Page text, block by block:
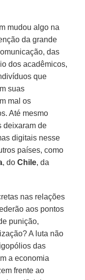
mudou algo na
da grande
das
dos acadêmicos,
que
suas
mal os
Até mesmo
deixaram de
digitais nesse
países, como
, doChile, da
nas relações
aos pontos
punição,
A luta não
das
a economia
frente ao